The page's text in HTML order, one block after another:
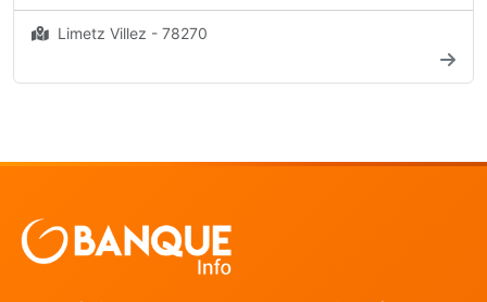
Limetz Villez - 78270